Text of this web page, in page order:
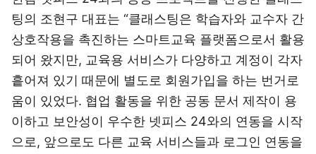
팅의 조현구 대표는 “클래스팅은 학습자와 교수자 간
상호작용을 촉진하는 스마트교육 플랫폼으로서 활용
되어 왔지만, 교육용 서비스가 다양하고 계정이 각자
흩어져 있기 때문에 별도로 회원가입을 하는 번거로
움이 있었다. 협업 활동을 위한 공동 문서 제작이 용
이하고 보안성이 우수한 넷피스 24와의 연동을 시작
으로, 앞으로도 다른 교육 서비스들과 로그인 연동을